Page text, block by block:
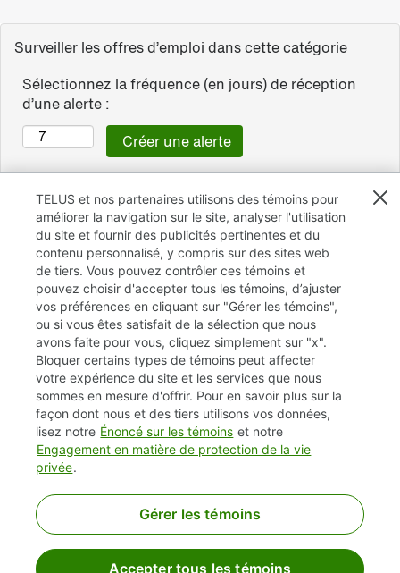
Surveiller les offres d’emploi dans cette catégorie
Sélectionnez la fréquence (en jours) de réception
d’une alerte :
TELUS.com
Vie privée / Cookies (témoins)
Accessibilité
TELUS et nos partenaires utilisons des témoins pour
améliorer la navigation sur le site, analyser l'utilisation
du site et fournir des publicités pertinentes et du
contenu personnalisé, y compris sur des sites web
de tiers. Vous pouvez contrôler ces témoins et
pouvez choisir d'accepter tous les témoins, d’ajuster
vos préférences en cliquant sur "Gérer les témoins",
ou si vous êtes satisfait de la sélection que nous
avons faite pour vous, cliquez simplement sur "x".
Bloquer certains types de témoins peut affecter
votre expérience du site et les services que nous
sommes en mesure d'offrir. Pour en savoir plus sur la
façon dont nous et des tiers utilisons vos données,
lisez notre Énoncé sur les témoins et notre
Engagement en matière de protection de la vie
privée.
Gérer les témoins
Accepter tous les témoins